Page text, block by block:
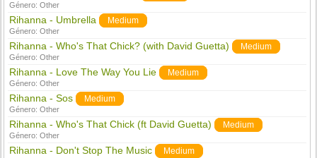
Género:Other
Rihanna - Umbrella Medium
Género:Other
Rihanna - Who's That Chick? (with David Guetta) Medium
Género:Other
Rihanna - Love The Way You Lie Medium
Género:Other
Rihanna - Sos Medium
Género:Other
Rihanna - Who's That Chick (ft David Guetta) Medium
Género:Other
Rihanna - Don't Stop The Music Medium